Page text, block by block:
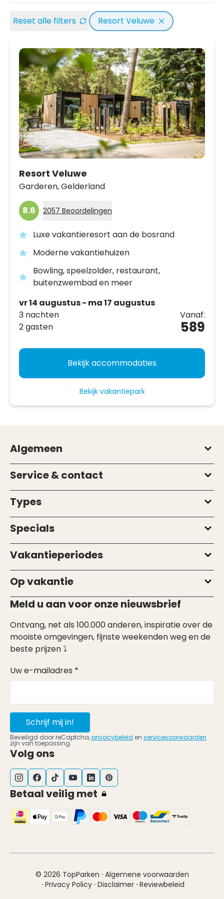
Reset alle filters Resort Veluwe
Resort Veluwe
Garderen,Gelderland
8.6 2057 Beoordelingen
Luxe vakantieresort aan de bosrand
Moderne vakantiehuizen
Bowling, speelzolder, restaurant,
buitenzwembad en meer
vr 14 augustus - ma 17 augustus
3 nachten
2 gasten
Vanaf:
589
Bekijk accommodaties
Bekijk vakantiepark
Algemeen
Service & contact
Types
Specials
Vakantieperiodes
Op vakantie
Meld u aan voor onze nieuwsbrief
Ontvang, net als 100.000 anderen, inspiratie over de
mooiste omgevingen, fijnste weekenden weg en de
beste prijzen ⤵
Uw e-mailadres *
Schrijf mij in!
Beveiligd door reCaptcha,privacybeleid en servicevoorwaarden
zijn van toepassing.
Volg ons
Betaal veilig met
© 2026 TopParken · Algemene voorwaarden
· Privacy Policy · Disclaimer · Reviewbeleid